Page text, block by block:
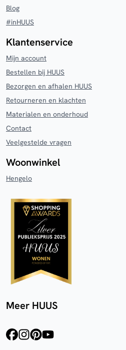
Blog
#inHUUS
Klantenservice
Mijn account
Bestellen bij HUUS
Bezorgen en afhalen HUUS
Retourneren en klachten
Materialen en onderhoud
Contact
Veelgestelde vragen
Woonwinkel
Hengelo
Meer HUUS
facebookinstagram
pinterest
youtube